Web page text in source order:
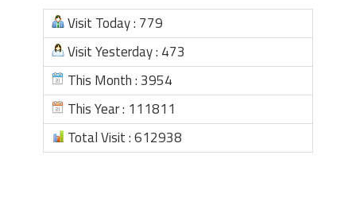
Visit Today : 779
Visit Yesterday : 473
This Month : 3954
This Year : 111811
Total Visit : 612938